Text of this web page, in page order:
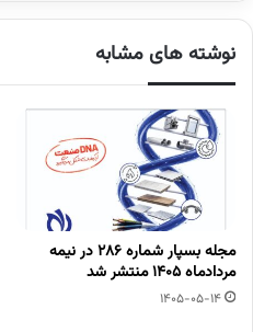
نوشته های مشابه
مجله بسپار شماره 286 در نیمه
مردادماه 1405 منتشر شد
1405-05-14